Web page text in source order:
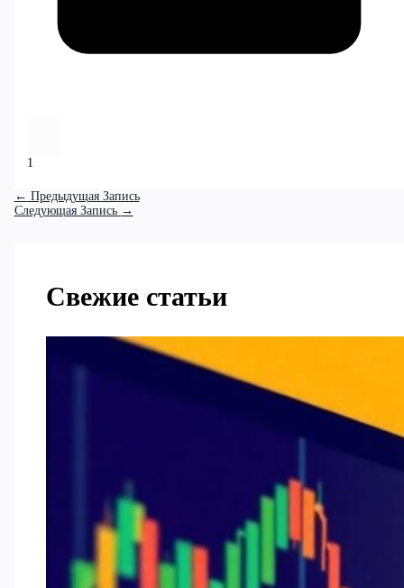
1
← Предыдущая Запись
Следующая Запись →
Свежие статьи